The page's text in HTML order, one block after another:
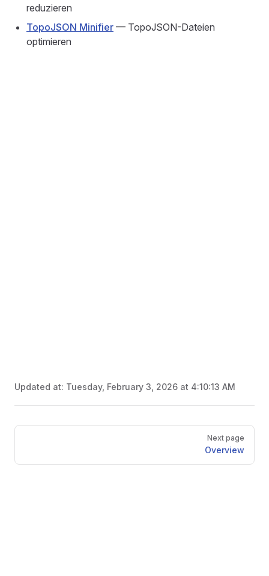
reduzieren
TopoJSON Minifier — TopoJSON-Dateien
optimieren
Updated at: Tuesday, February 3, 2026 at 4:10:13 AM
Pager
Next page
Overview